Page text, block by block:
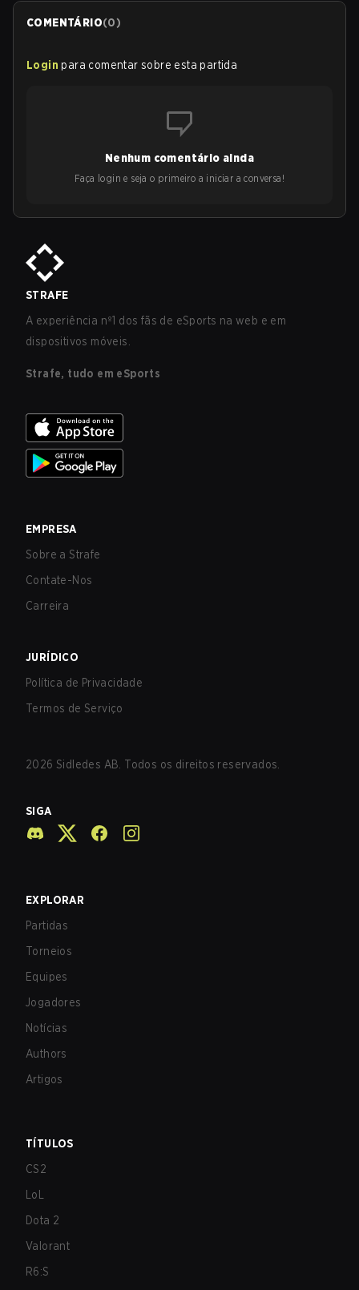
COMENTÁRIO(0)
Login para comentar sobre esta partida
Nenhum comentário ainda
Faça login e seja o primeiro a iniciar a conversa!
STRAFE
A experiência nº1 dos fãs de eSports na web e em
dispositivos móveis.
Strafe, tudo em eSports
EMPRESA
Sobre a Strafe
Contate-Nos
Carreira
JURÍDICO
Política de Privacidade
Termos de Serviço
2026 Sidledes AB. Todos os direitos reservados.
SIGA
EXPLORAR
Partidas
Torneios
Equipes
Jogadores
Notícias
Authors
Artigos
TÍTULOS
CS2
LoL
Dota 2
Valorant
R6:S